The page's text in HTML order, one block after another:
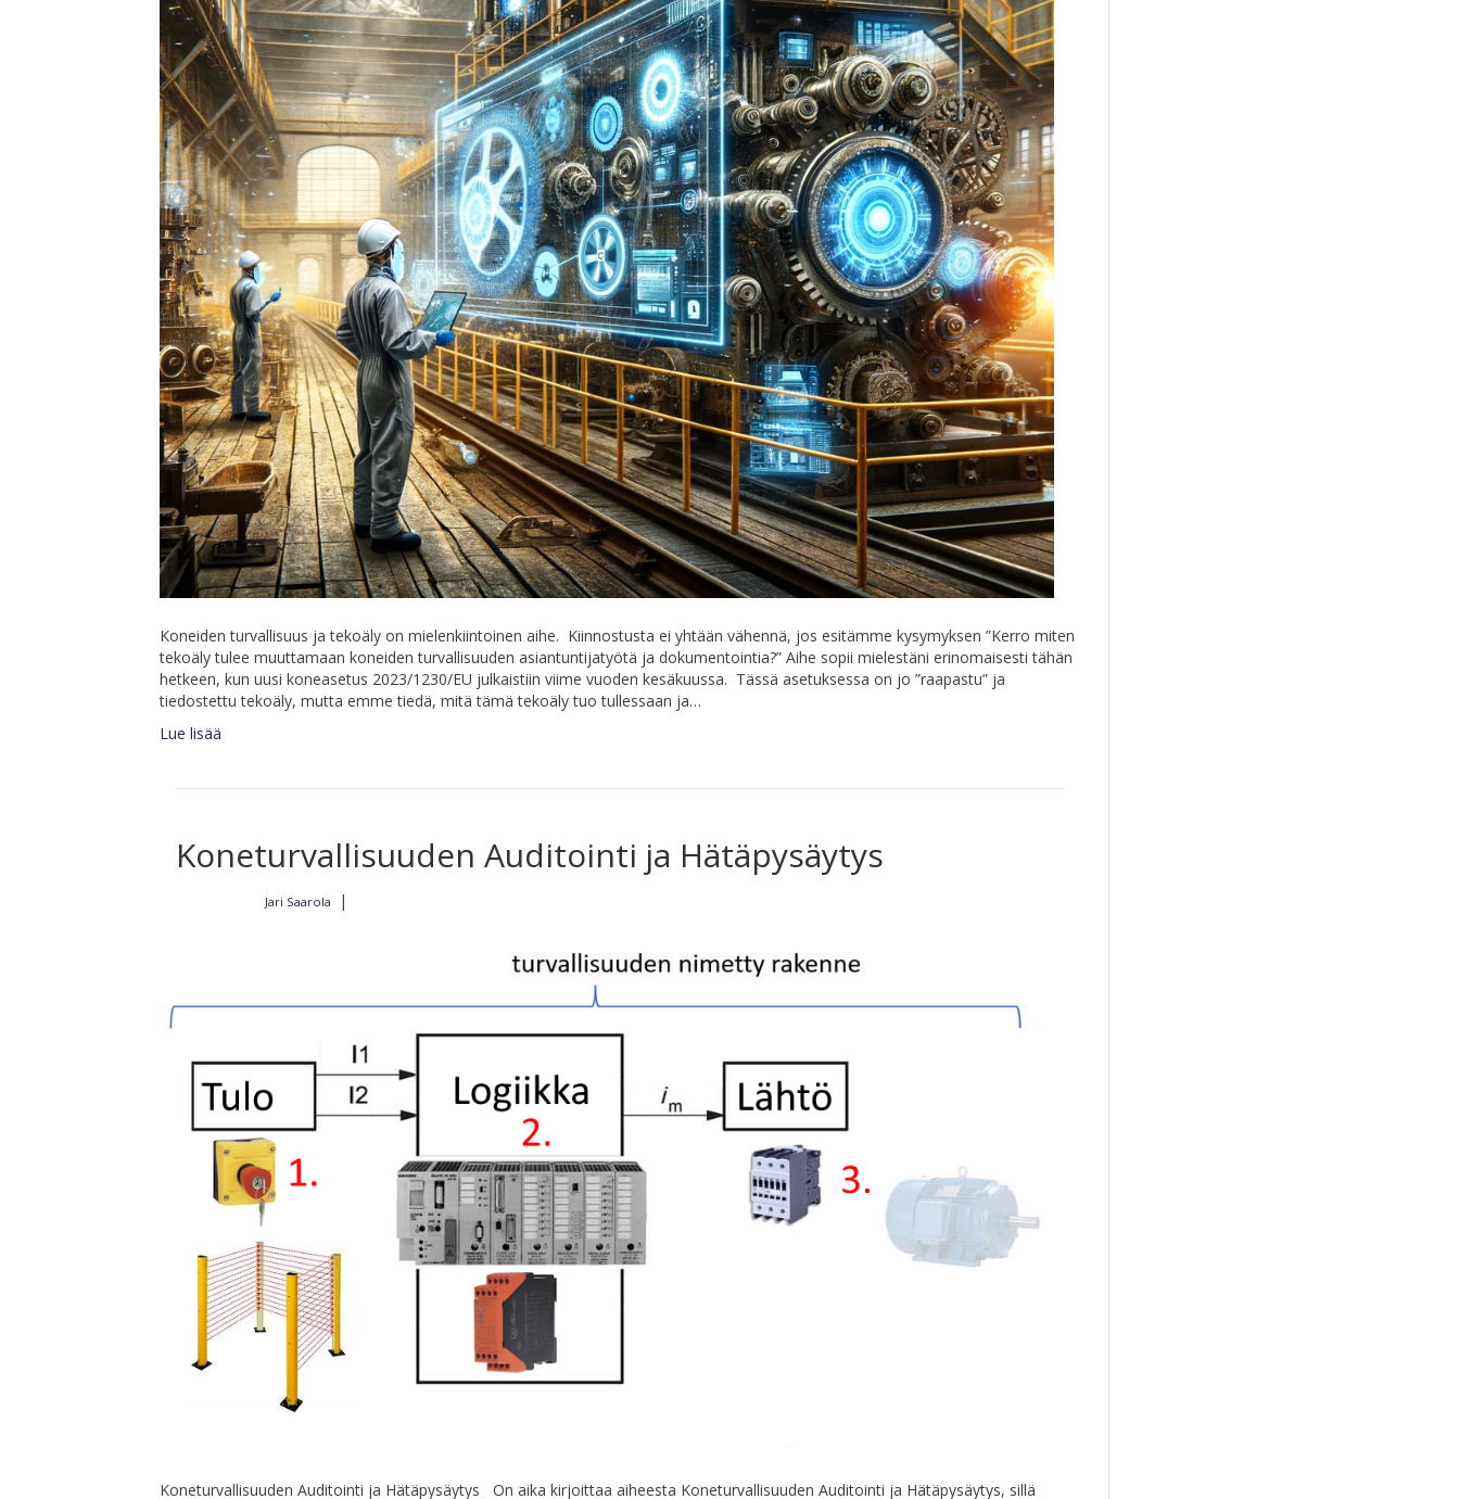
Koneiden turvallisuus ja tekoäly on mielenkiintoinen aihe. Kiinnostusta ei yhtään vähennä, jos esitämme kysymyksen ”Kerro miten
tekoäly tulee muuttamaan koneiden turvallisuuden asiantuntijatyötä ja dokumentointia?” Aihe sopii mielestäni erinomaisesti tähän
hetkeen, kun uusi koneasetus 2023/1230/EU julkaistiin viime vuoden kesäkuussa. Tässä asetuksessa on jo ”raapastu” ja
tiedostettu tekoäly, mutta emme tiedä, mitä tämä tekoäly tuo tullessaan ja…
Lue lisää
Koneturvallisuuden Auditointi ja Hätäpysäytys
Jari Saarola |
Koneturvallisuuden Auditointi ja Hätäpysäytys On aika kirjoittaa aiheesta Koneturvallisuuden Auditointi ja Hätäpysäytys, sillä